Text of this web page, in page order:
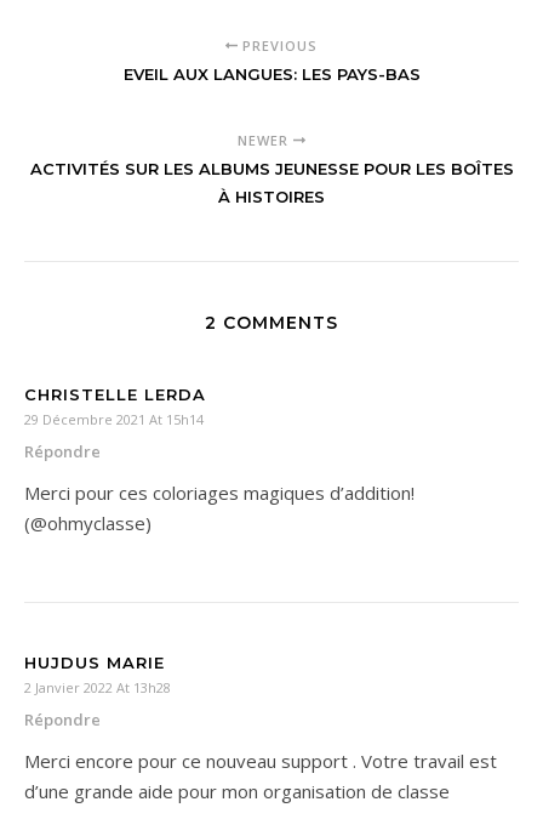
PREVIOUS
EVEIL AUX LANGUES: LES PAYS-BAS
NEWER
ACTIVITÉS SUR LES ALBUMS JEUNESSE POUR LES BOÎTES
À HISTOIRES
2 COMMENTS
CHRISTELLE LERDA
29 Décembre 2021 At 15h14
Répondre
Merci pour ces coloriages magiques d’addition!
(@ohmyclasse)
HUJDUS MARIE
2 Janvier 2022 At 13h28
Répondre
Merci encore pour ce nouveau support . Votre travail est
d’une grande aide pour mon organisation de classe